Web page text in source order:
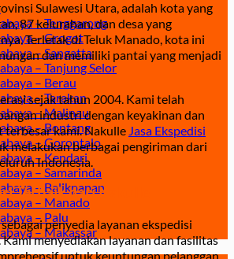
– Tenggarong
– Grogot
– Sangatta
– Tanjung Selor
– Berau
– Tarakan
– Malinau
– Bontang
– Gorontalo
– Kendari
– Samarinda
– Balikpapan
– Manado
– Palu
– Makassar
Sulawesi Utara, adalah kota yang
87 kelurahan, dan desa yang
Terletak di Teluk Manado, kota ini
dan memiliki pantai yang menjadi
sejak tahun 2004. Kami telah
industri dengan keyakinan dan
terbesar kami. Nakulle Jasa Ekspedisi
melakukan berbagai pengiriman dari
Indonesia.
Terbaik dari Nakulle
penyedia layanan ekspedisi
menyediakan layanan dan fasilitas
untuk keuntungan pelanggan